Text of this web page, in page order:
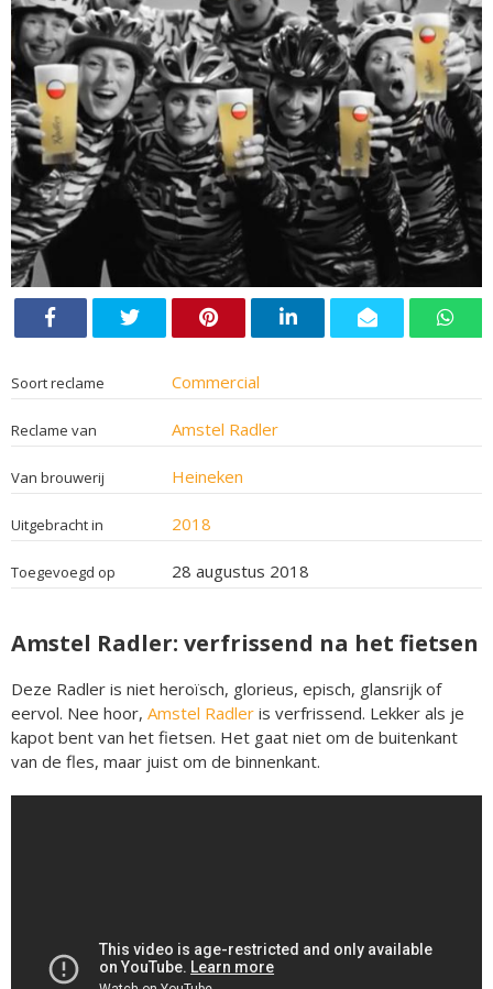
Soort reclame Commercial
Reclame van Amstel Radler
Van brouwerij Heineken
Uitgebracht in 2018
Toegevoegd op 28 augustus 2018
Amstel Radler: verfrissend na het fietsen
Deze Radler is niet heroïsch, glorieus, episch, glansrijk of
eervol. Nee hoor, Amstel Radler is verfrissend. Lekker als je
kapot bent van het fietsen. Het gaat niet om de buitenkant
van de fles, maar juist om de binnenkant.